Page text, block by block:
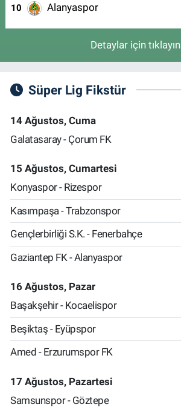
10 Alanyaspor
Detaylar için tıklayın
Süper Lig Fikstür
14 Ağustos, Cuma
Galatasaray - Çorum FK
15 Ağustos, Cumartesi
Konyaspor - Rizespor
Kasımpaşa - Trabzonspor
Gençlerbirliği S.K. - Fenerbahçe
Gaziantep FK - Alanyaspor
16 Ağustos, Pazar
Başakşehir - Kocaelispor
Beşiktaş - Eyüpspor
Amed - Erzurumspor FK
17 Ağustos, Pazartesi
Samsunspor - Göztepe